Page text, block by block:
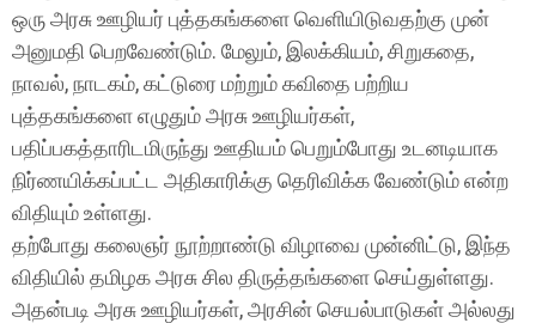
ஒரு அரசு ஊழியர் புத்தகங்களை வெளியிடுவதற்கு முன்
அனுமதி பெறவேண்டும். மேலும், இலக்கியம், சிறுகதை,
நாவல், நாடகம், கட்டுரை மற்றும் கவிதை பற்றிய
புத்தகங்களை எழுதும் அரசு ஊழியர்கள்,
பதிப்பகத்தாரிடமிருந்து ஊதியம் பெறும்போது உடனடியாக
நிர்ணயிக்கப்பட்ட அதிகாரிக்கு தெரிவிக்க வேண்டும் என்ற
விதியும் உள்ளது.
தற்போது கலைஞர் நூற்றாண்டு விழாவை முன்னிட்டு, இந்த
விதியில் தமிழக அரசு சில திருத்தங்களை செய்துள்ளது.
அதன்படி அரசு ஊழியர்கள், அரசின் செயல்பாடுகள் அல்லது